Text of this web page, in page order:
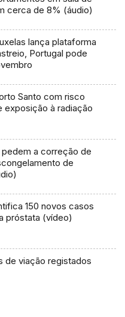
cerca de 8% (áudio)
lança plataforma
Portugal pode
Santo com risco
exposição à radiação
a correção de
de
150 novos casos
próstata (vídeo)
de viação registados